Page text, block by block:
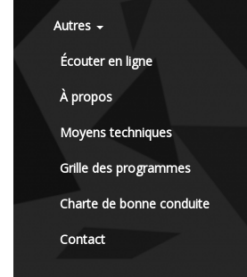
Autres
Écouter en ligne
À propos
Moyens techniques
Grille des programmes
Charte de bonne conduite
Contact